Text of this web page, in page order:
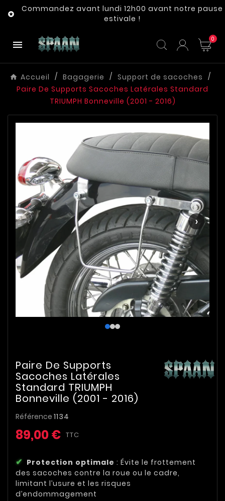

Commandez avant lundi 12h00 avant notre pause
estivale !
 0
Accueil Bagagerie
Support de sacoches
Paire De Supports Sacoches Latérales Standard
TRIUMPH Bonneville (2001 - 2016)
‹ ›
Paire De Supports
Sacoches Latérales
Standard TRIUMPH
Bonneville (2001 - 2016)
Référence 1134
89,00 € TTC
Protection optimale : Évite le frottement
des sacoches contre la roue ou le cadre,
limitant l’usure et les risques
d’endommagement